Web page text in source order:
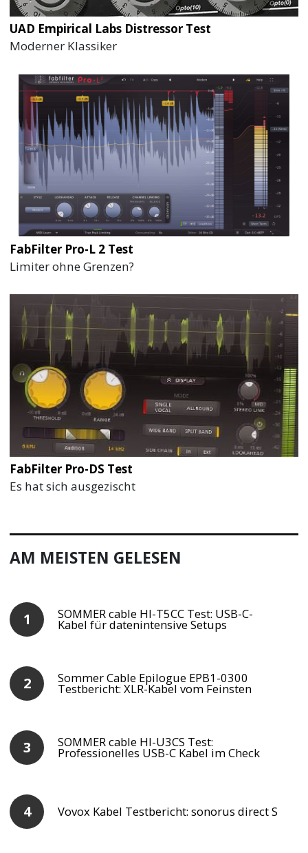
UAD Empirical Labs Distressor Test
Moderner Klassiker
FabFilter Pro-L 2 Test
Limiter ohne Grenzen?
FabFilter Pro-DS Test
Es hat sich ausgezischt
AM MEISTEN GELESEN
SOMMER cable HI-T5CC Test: USB-C-
Kabel für datenintensive Setups
Sommer Cable Epilogue EPB1-0300
Testbericht: XLR-Kabel vom Feinsten
SOMMER cable HI-U3CS Test:
Professionelles USB-C Kabel im Check
Vovox Kabel Testbericht: sonorus direct S